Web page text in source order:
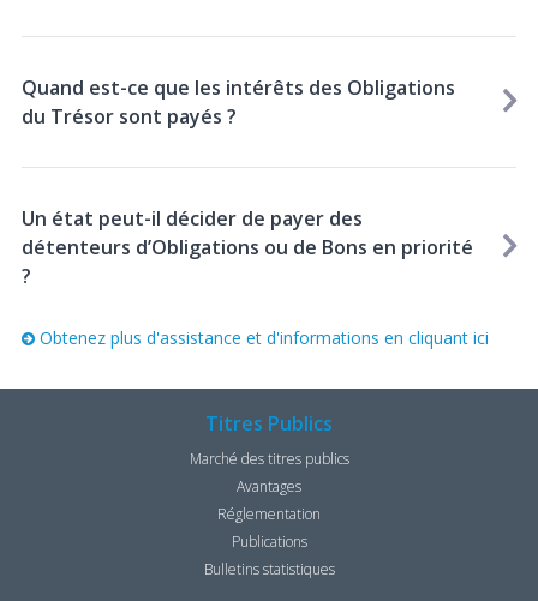
Quand est-ce que les intérêts des Obligations
du Trésor sont payés ?
Un état peut-il décider de payer des
détenteurs d’Obligations ou de Bons en priorité
?
Obtenez plus d'assistance et d'informations en cliquant ici
Titres Publics
Marché des titres publics
Avantages
Réglementation
Publications
Bulletins statistiques